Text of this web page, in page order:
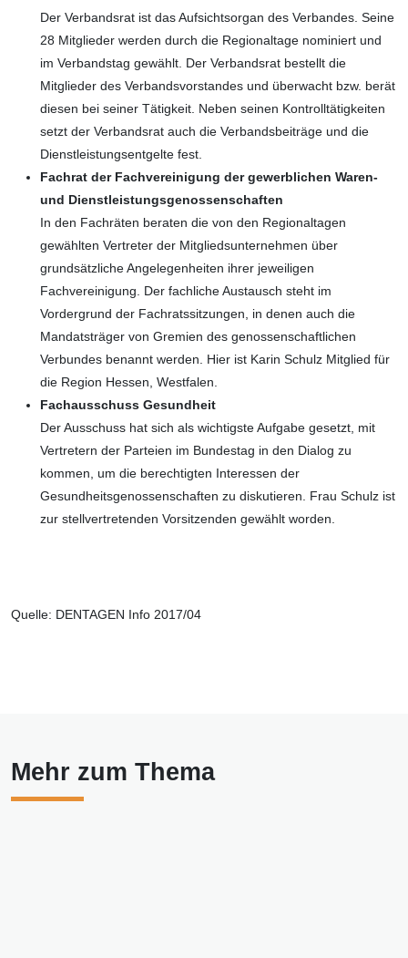
Der Verbandsrat ist das Aufsichtsorgan des Verbandes. Seine
28 Mitglieder werden durch die Regionaltage nominiert und
im Verbandstag gewählt. Der Verbandsrat bestellt die
Mitglieder des Verbands­vorstandes und überwacht bzw. berät
diesen bei seiner Tätigkeit. Neben seinen Kontrolltätigkeiten
setzt der Verbandsrat auch die Verbandsbeiträge und die
Dienstleistungsentgelte fest.
Fachrat der Fachvereinigung der gewerblichen Waren-
und Dienstleistungs­genossenschaften
In den Fachräten beraten die von den Regionaltagen
gewählten Vertreter der Mitgliedsunternehmen über
grundsätzliche Angelegenheiten ihrer jeweiligen
Fachvereinigung. Der fachliche Austausch steht im
Vordergrund der Fachrats­sitzungen, in denen auch die
Mandats­träger von Gremien des genossenschaftlichen
Verbundes benannt werden. Hier ist Karin Schulz Mitglied für
die Region Hessen, Westfalen.
Fachausschuss Gesundheit
Der Ausschuss hat sich als wichtigste Aufgabe gesetzt, mit
Vertretern der Parteien im Bundestag in den Dialog zu
kommen, um die berechtigten Interessen der
Gesundheitsgenossenschaften zu diskutieren. Frau Schulz ist
zur stellvertretenden Vorsitzenden gewählt worden.
Quelle: DENTAGEN Info 2017/04
Mehr zum Thema